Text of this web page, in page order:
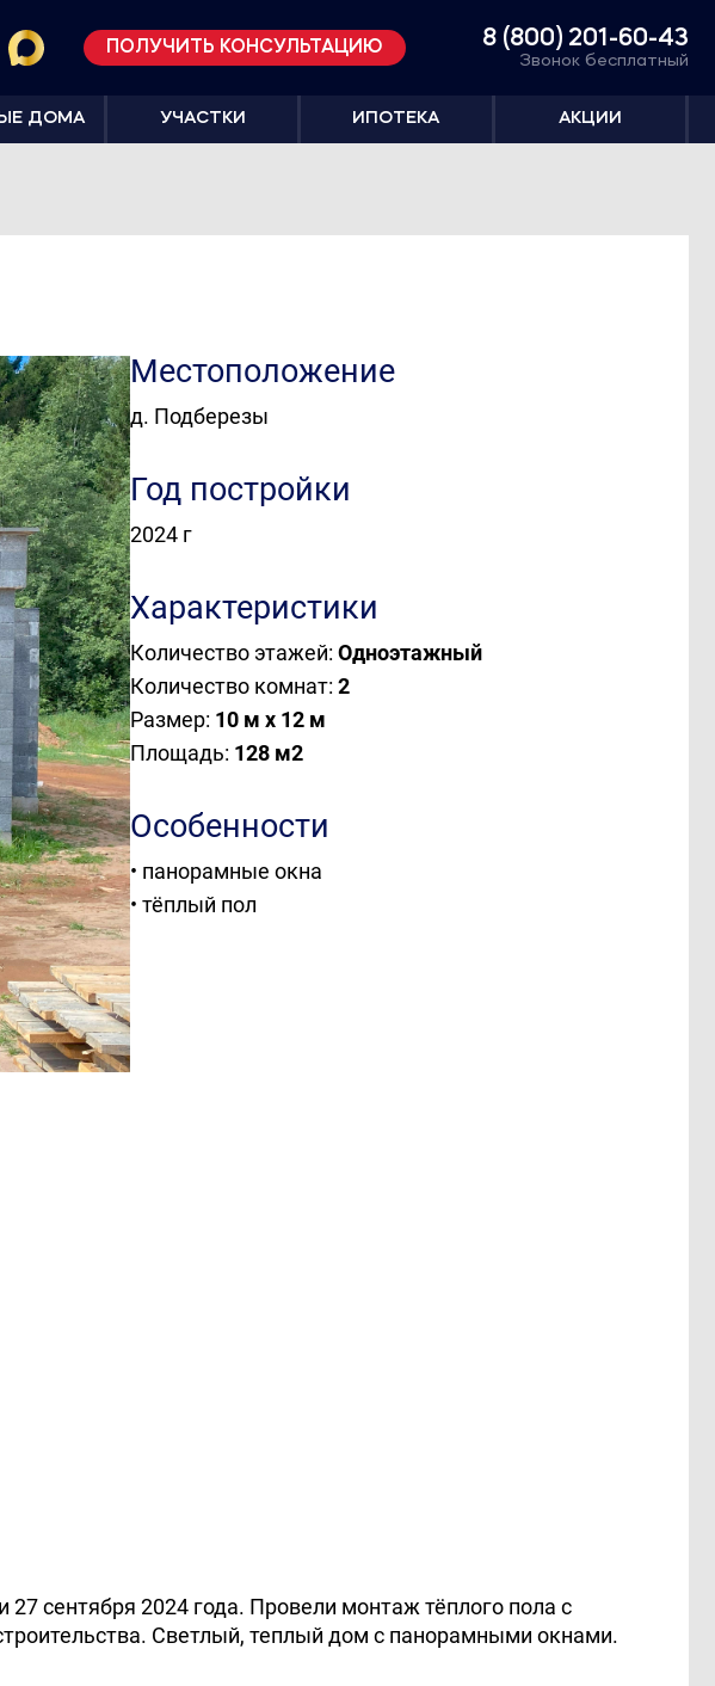
ПОЛУЧИТЬ КОНСУЛЬТАЦИЮ 8 (800) 201-60-43
Звонок бесплатный
ДОМА УЧАСТКИ ИПОТЕКА АКЦИИ
Местоположение
д. Подберезы
Год постройки
2024 г
Характеристики
Количество этажей: Одноэтажный
Количество комнат: 2
Размер: 10 м х 12 м
Площадь: 128 м2
Особенности
• панорамные окна
• тёплый пол
сентября 2024 года. Провели монтаж тёплого пола с
Светлый, теплый дом с панорамными окнами.